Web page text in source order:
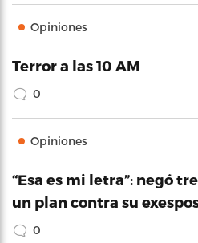
Opiniones
Terror a las 10 AM
0
Opiniones
“Esa es mi letra”: negó
un plan contra su
0